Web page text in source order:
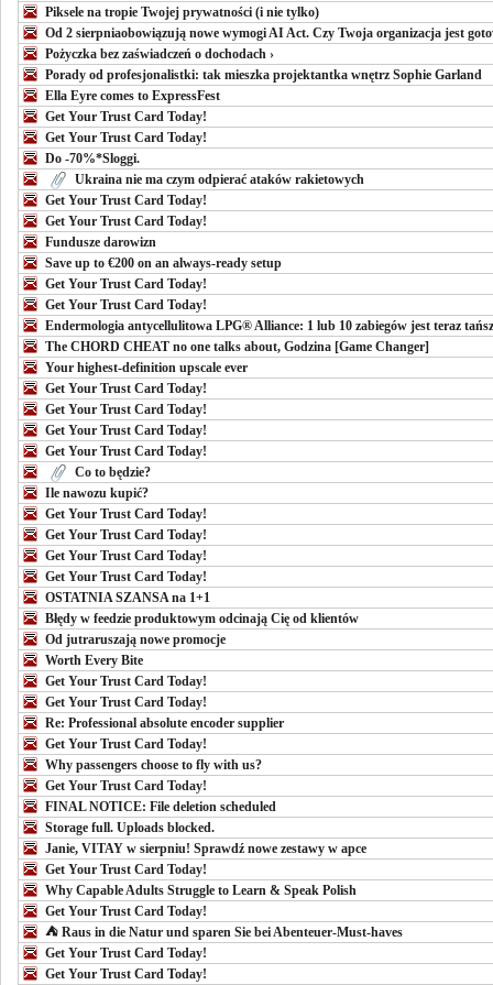
Piksele na tropie Twojej prywatności (i nie tylko)
Od 2 sierpniaobowiązują nowe wymogi AI Act. Czy Twoja organizacja jest
Pożyczka bez zaświadczeń o dochodach ›
Porady od profesjonalistki: tak mieszka projektantka wnętrz Sophie Garland
Ella Eyre comes to ExpressFest
Get Your Trust Card Today!
Get Your Trust Card Today!
Do -70%*Sloggi.
Ukraina nie ma czym odpierać ataków rakietowych
Get Your Trust Card Today!
Get Your Trust Card Today!
Fundusze darowizn
Save up to €200 on an always-ready setup
Get Your Trust Card Today!
Get Your Trust Card Today!
Endermologia antycellulitowa LPG® Alliance: 1 lub 10 zabiegów jest teraz
The CHORD CHEAT no one talks about, Godzina [Game Changer]
Your highest-definition upscale ever
Get Your Trust Card Today!
Get Your Trust Card Today!
Get Your Trust Card Today!
Get Your Trust Card Today!
Co to będzie?
Ile nawozu kupić?
Get Your Trust Card Today!
Get Your Trust Card Today!
Get Your Trust Card Today!
Get Your Trust Card Today!
OSTATNIA SZANSA na 1+1
Błędy w feedzie produktowym odcinają Cię od klientów
Od jutraruszają nowe promocje
Worth Every Bite
Get Your Trust Card Today!
Get Your Trust Card Today!
Re: Professional absolute encoder supplier
Get Your Trust Card Today!
Why passengers choose to fly with us?
Get Your Trust Card Today!
FINAL NOTICE: File deletion scheduled
Storage full. Uploads blocked.
Janie, VITAY w sierpniu! Sprawdź nowe zestawy w apce
Get Your Trust Card Today!
Why Capable Adults Struggle to Learn & Speak Polish
Get Your Trust Card Today!
⛺ Raus in die Natur und sparen Sie bei Abenteuer-Must-haves
Get Your Trust Card Today!
Get Your Trust Card Today!